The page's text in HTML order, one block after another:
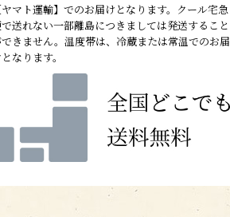
ヤマト運輸】でのお届けとなります。クール宅急
送れない一部離島につきましては発送すること
きません。温度帯は、冷蔵または常温でのお届
なります。